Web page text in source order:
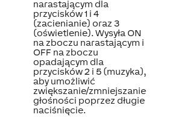
narastającym dla
przycisków 1 i 4
(zacienianie) oraz 3
(oświetlenie). Wysyła ON
na zboczu narastającym i
OFF na zboczu
opadającym dla
przycisków 2 i 5 (muzyka),
aby umożliwić
zwiększanie/zmniejszanie
głośności poprzez długie
naciśnięcie.